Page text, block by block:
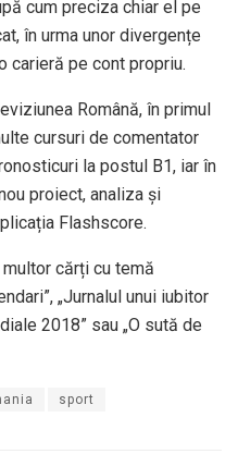
cum preciza chiar el pe
în urma unor divergențe
carieră pe cont propriu.
Română, în primul
cursuri de comentator
la postul B1, iar în
proiect, analiza și
Flashscore.
cărți cu temă
„Jurnalul unui iubitor
2018” sau „O sută de
sport